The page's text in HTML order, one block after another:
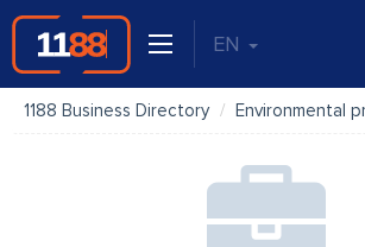
EN
1188 Business Directory Environmental